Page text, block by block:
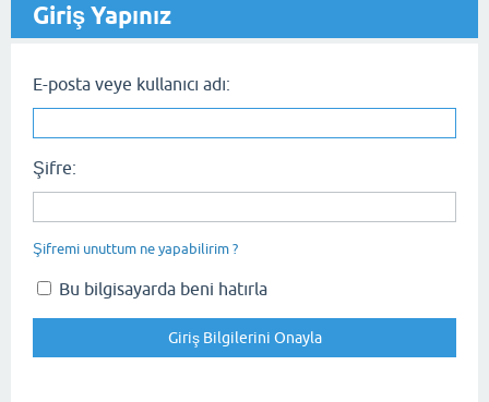
Giriş Yapınız
E-posta veye kullanıcı adı:
Şifre:
Şifremi unuttum ne yapabilirim ?
Bu bilgisayarda beni hatırla